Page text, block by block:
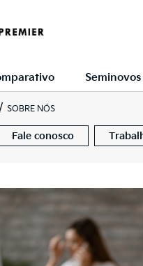
Seminovos
SOBRE NÓS
Fale conosco